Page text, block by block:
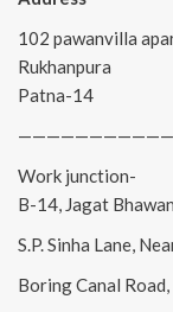
102 pawanvilla
Rukhanpura
Patna-14
Work junction-
B-14, Jagat
S.P. Sinha Lane,
Boring Canal